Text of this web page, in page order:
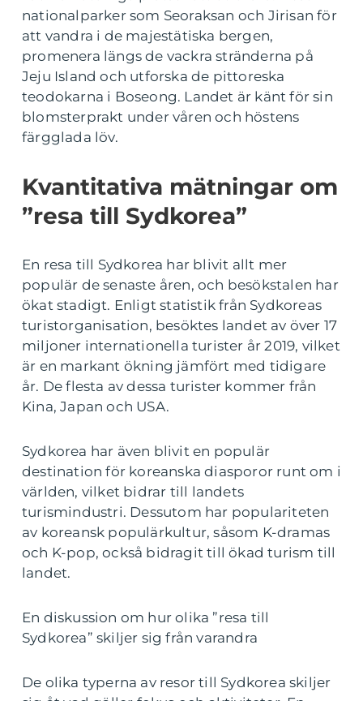
nationalparker som Seoraksan och Jirisan för
att vandra i de majestätiska bergen,
promenera längs de vackra stränderna på
Jeju Island och utforska de pittoreska
teodokarna i Boseong. Landet är känt för sin
blomsterprakt under våren och höstens
färgglada löv.
Kvantitativa mätningar om
”resa till Sydkorea”
En resa till Sydkorea har blivit allt mer
populär de senaste åren, och besökstalen har
ökat stadigt. Enligt statistik från Sydkoreas
turistorganisation, besöktes landet av över 17
miljoner internationella turister år 2019, vilket
är en markant ökning jämfört med tidigare
år. De flesta av dessa turister kommer från
Kina, Japan och USA.
Sydkorea har även blivit en populär
destination för koreanska diasporor runt om i
världen, vilket bidrar till landets
turismindustri. Dessutom har populariteten
av koreansk populärkultur, såsom K-dramas
och K-pop, också bidragit till ökad turism till
landet.
En diskussion om hur olika ”resa till
Sydkorea” skiljer sig från varandra
De olika typerna av resor till Sydkorea skiljer